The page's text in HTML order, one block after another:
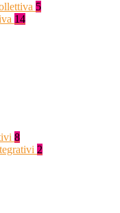
5
14
8
2